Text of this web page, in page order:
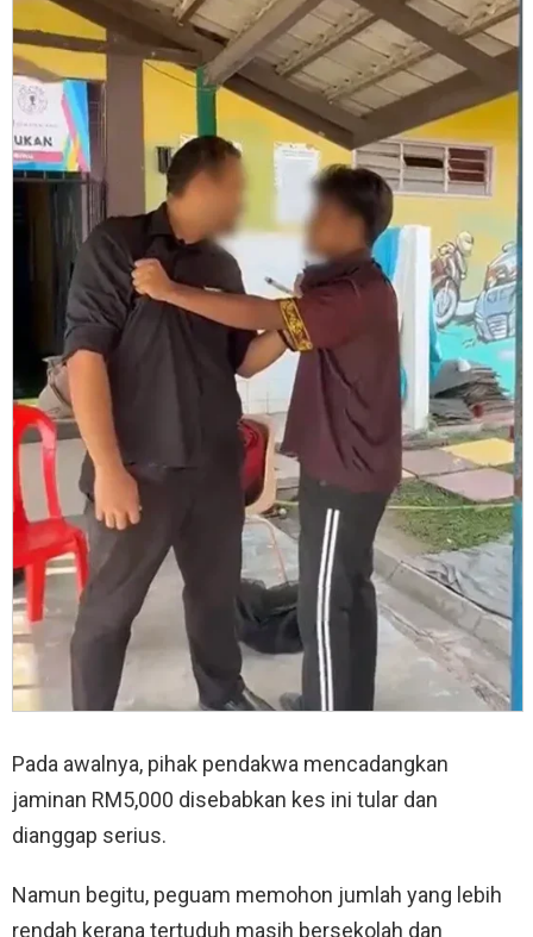
Pada awalnya, pihak pendakwa mencadangkan
jaminan RM5,000 disebabkan kes ini tular dan
dianggap serius.
Namun begitu, peguam memohon jumlah yang lebih
rendah kerana tertuduh masih bersekolah dan